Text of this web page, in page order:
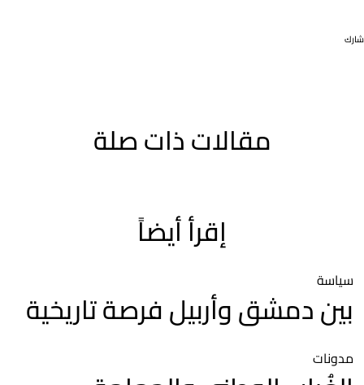
شارك
مقالات ذات صلة
إقرأ أيضاً
سياسة
بين دمشق وأربيل فرصة تاريخية
مدونات